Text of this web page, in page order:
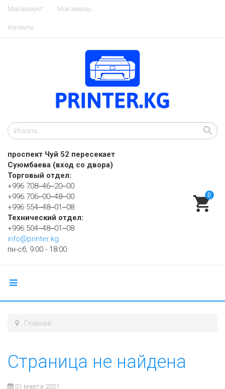
Мой аккаунт Мои заказы
Контакты
проспект Чуй 52 пересекает
Суюмбаева (вход со двора)
Торговый отдел:
+996 708‒46‒20‒00
+996 706‒00‒48‒00
+996 554‒48‒01‒08
Технический отдел:
+996 504‒48‒01‒08
info@printer.kg
пн-сб, 9:00 - 18:00
0
Главная
Страница не найдена
01 марта 2021